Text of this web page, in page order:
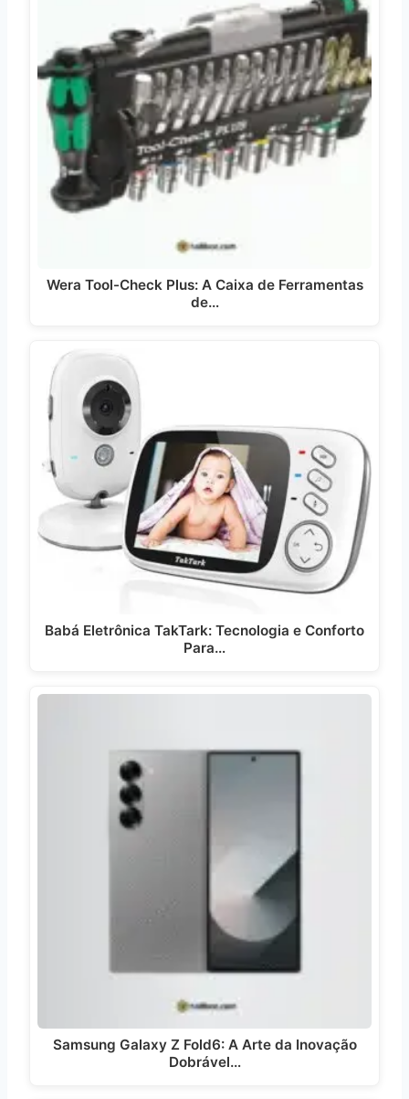
Wera Tool-Check Plus: A Caixa de Ferramentas
de…
Babá Eletrônica TakTark: Tecnologia e Conforto
Para…
Samsung Galaxy Z Fold6: A Arte da Inovação
Dobrável…